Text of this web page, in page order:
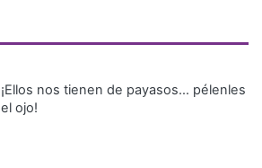
¡Ellos nos tienen de payasos… pélenles
el ojo!